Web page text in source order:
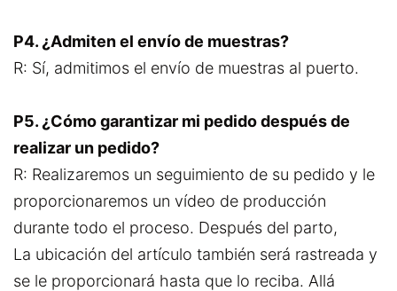
P4. ¿Admiten el envío de muestras?
R: Sí, admitimos el envío de muestras al puerto.
P5. ¿Cómo garantizar mi pedido después de
realizar un pedido?
R: Realizaremos un seguimiento de su pedido y le
proporcionaremos un vídeo de producción
durante todo el proceso. Después del parto,
La ubicación del artículo también será rastreada y
se le proporcionará hasta que lo reciba. Allá